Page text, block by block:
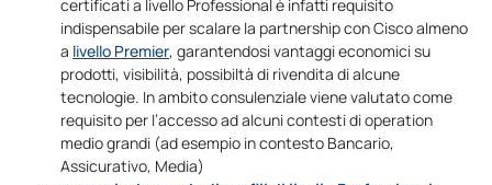
certificati a livello Professional è infatti requisito
indispensabile per scalare la partnership con Cisco almeno
a livello Premier, garantendosi vantaggi economici su
prodotti, visibilità, possibiltà di rivendita di alcune
tecnologie. In ambito consulenziale viene valutato come
requisito per l’accesso ad alcuni contesti di operation
medio grandi (ad esempio in contesto Bancario,
Assicurativo, Media)